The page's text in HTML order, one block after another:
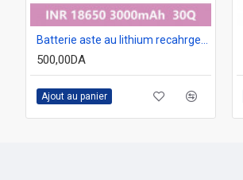
500,00DA
Ajout au panier